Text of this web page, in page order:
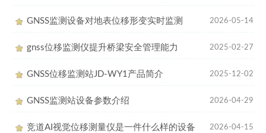
GNSS监测设备对地表位移形变实时监测 2026-05-14
gnss位移监测仪提升桥梁安全管理能力 2025-02-27
GNSS位移监测站JD-WY1产品简介 2025-12-02
GNSS监测站设备参数介绍 2026-04-29
竞道AI视觉位移测量仪是一件什么样的设备 2026-04-15